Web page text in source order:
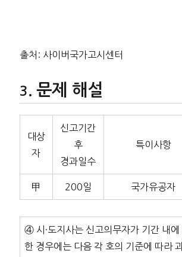
출처: 사이버국가고시센터
문제 해설
대상
자
신고기간
후
경과일수
특이사항
甲 200일 국가유공자
④ 시·도지사는 신고의무자가 기간 내에
한 경우에는 다음 각 호의 기준에 따라